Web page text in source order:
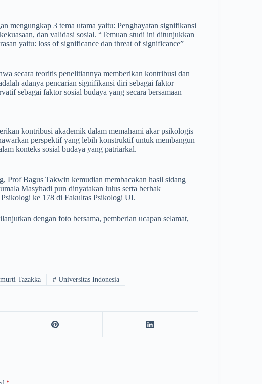
mengungkap 3 tema utama yaitu: Penghayatan signifikansi
dan validasi sosial. “Temuan studi ini ditunjukkan
yaitu: loss of significance dan threat of significance”
secara teoritis penelitiannya memberikan kontribusi dan
adanya pencarian signifikansi diri sebagai faktor
sebagai faktor sosial budaya yang secara bersamaan
kontribusi akademik dalam memahami akar psikologis
perspektif yang lebih konstruktif untuk membangun
konteks sosial budaya yang patriarkal.
Prof Bagus Takwin kemudian membacakan hasil sidang
Masyhadi pun dinyatakan lulus serta berhak
ke 178 di Fakultas Psikologi UI.
dengan foto bersama, pemberian ucapan selamat,
Tazakka #Universitas Indonesia